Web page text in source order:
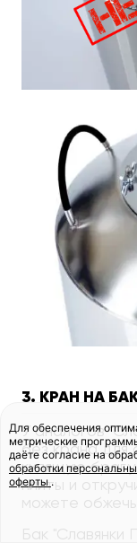
3. КРАН НА
У аналогов
без крана для
кипящую
плиты и
можете
Бак "Славянки
Для обеспечения
метрические
даёте согласие на
обработки
оферты.